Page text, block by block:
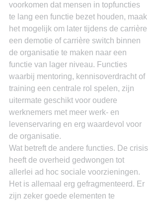
voorkomen dat mensen in topfuncties
te lang een functie bezet houden, maak
het mogelijk om later tijdens de carrière
een demotie of carrière switch binnen
de organisatie te maken naar een
functie van lager niveau. Functies
waarbij mentoring, kennisoverdracht of
training een centrale rol spelen, zijn
uitermate geschikt voor oudere
werknemers met meer werk- en
levenservaring en erg waardevol voor
de organisatie.
Wat betreft de andere functies. De crisis
heeft de overheid gedwongen tot
allerlei ad hoc sociale voorzieningen.
Het is allemaal erg gefragmenteerd. Er
zijn zeker goede elementen te